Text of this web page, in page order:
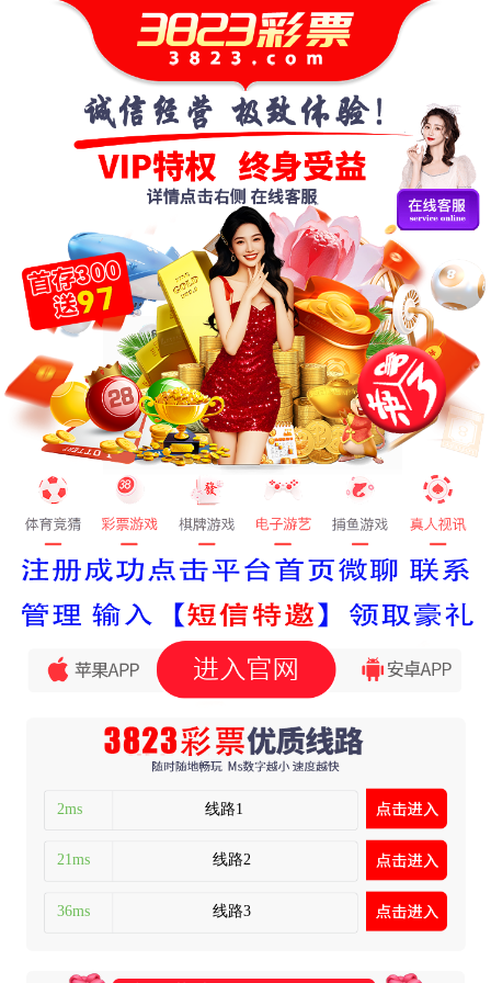
2ms 线路1
21ms 线路2
36ms 线路3